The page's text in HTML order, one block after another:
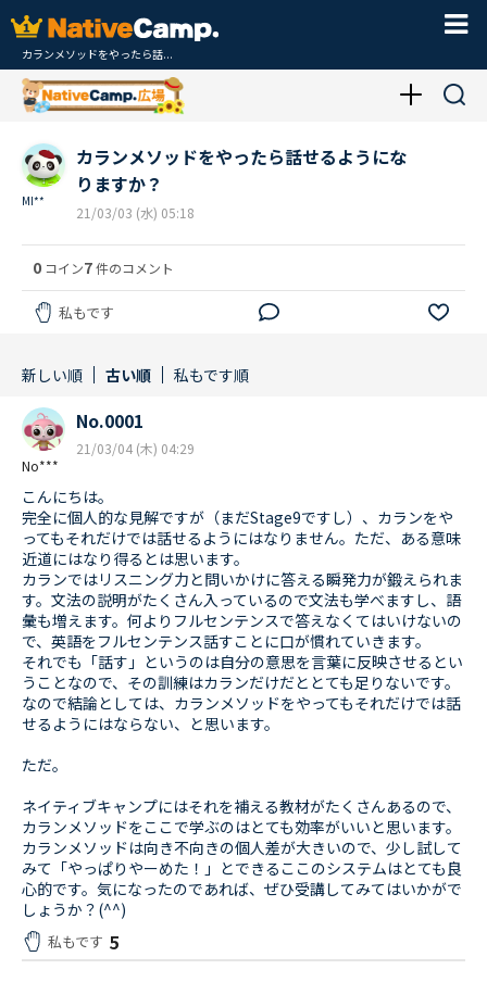
カランメソッドをやったら話...
MI**
カランメソッドをやったら話せるようにな
りますか？
21/03/03 (水) 05:18
0 コイン7件のコメント
私もです
新しい順 古い順 私もです順
No***
No.0001
21/03/04 (木) 04:29
こんにちは。
完全に個人的な見解ですが（まだStage9ですし）、カランをや
ってもそれだけでは話せるようにはなりません。ただ、ある意味
近道にはなり得るとは思います。
カランではリスニング力と問いかけに答える瞬発力が鍛えられま
す。文法の説明がたくさん入っているので文法も学べますし、語
彙も増えます。何よりフルセンテンスで答えなくてはいけないの
で、英語をフルセンテンス話すことに口が慣れていきます。
それでも「話す」というのは自分の意思を言葉に反映させるとい
うことなので、その訓練はカランだけだととても足りないです。
なので結論としては、カランメソッドをやってもそれだけでは話
せるようにはならない、と思います。
ただ。
ネイティブキャンプにはそれを補える教材がたくさんあるので、
カランメソッドをここで学ぶのはとても効率がいいと思います。
カランメソッドは向き不向きの個人差が大きいので、少し試して
みて「やっぱりやーめた！」とできるここのシステムはとても良
心的です。気になったのであれば、ぜひ受講してみてはいかがで
しょうか？(^^)
私もです 5